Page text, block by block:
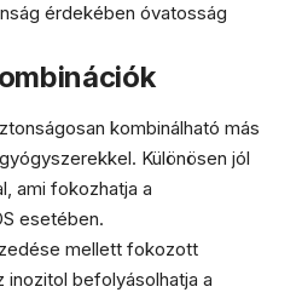
érdekében óvatosság
kombinálható más
Különösen jól
ami fokozhatja a
esetében.
mellett fokozott
befolyásolhatja a